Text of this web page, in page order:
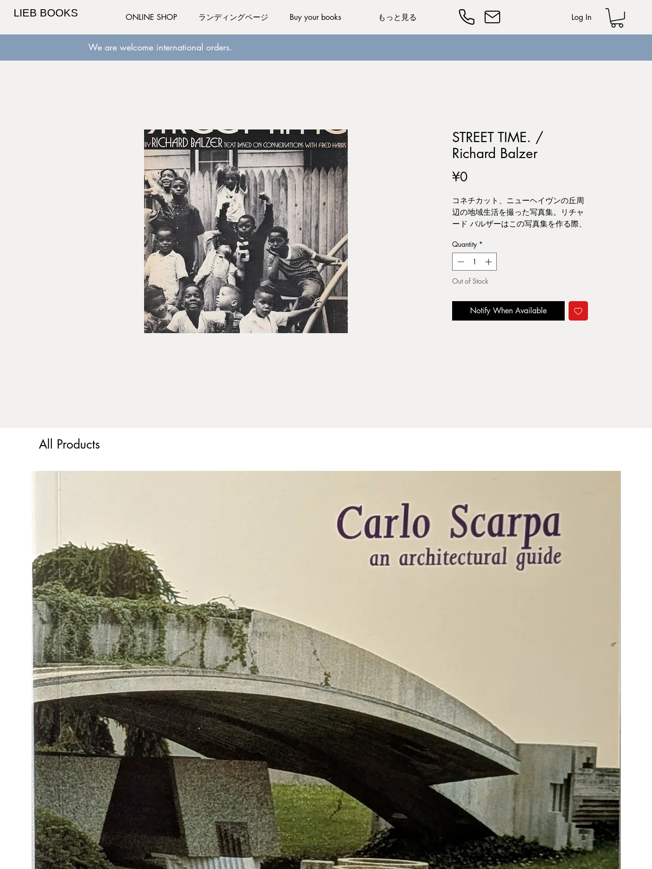
LIEB BOOKS ONLINE SHOP ランディングページ Buy your books もっと見る Log In
We are welcome international orders.
STREET TIME. /
Richard Balzer
¥0
コネチカット、ニューヘイヴンの丘周
辺の地域生活を撮った写真集。リチャ
ード バルザーはこの写真集を作る際、
者に58時間に及ぶインタヴュー取材を
行ったそうである。
本のサイズ:25×19.4cm ,120pages,
GROSSMAN PUBLISHERS 1972年
Quantity *
Out of Stock
Notify When Available
All Products